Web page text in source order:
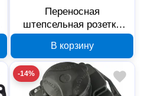
Переносная
штепсельная розетка
с заземлением IP44
Р16-381
В корзину
-14%